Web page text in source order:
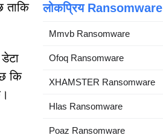
ताकि
कि
लोकप्रिय Ransomware
Mmvb Ransomware
Ofoq Ransomware
XHAMSTER Ransomware
Hlas Ransomware
Poaz Ransomware